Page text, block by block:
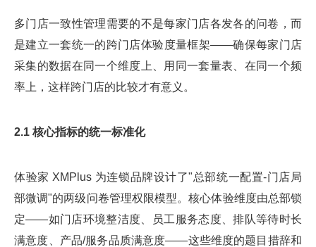
多门店一致性管理需要的不是每家门店各发各的问卷，而
是建立一套统一的跨门店体验度量框架——确保每家门店
采集的数据在同一个维度上、用同一套量表、在同一个频
率上，这样跨门店的比较才有意义。
2.1 核心指标的统一标准化
体验家 XMPlus 为连锁品牌设计了"总部统一配置-门店局
部微调"的两级问卷管理权限模型。核心体验维度由总部锁
定——如门店环境整洁度、员工服务态度、排队等待时长
满意度、产品/服务品质满意度——这些维度的题目措辞和